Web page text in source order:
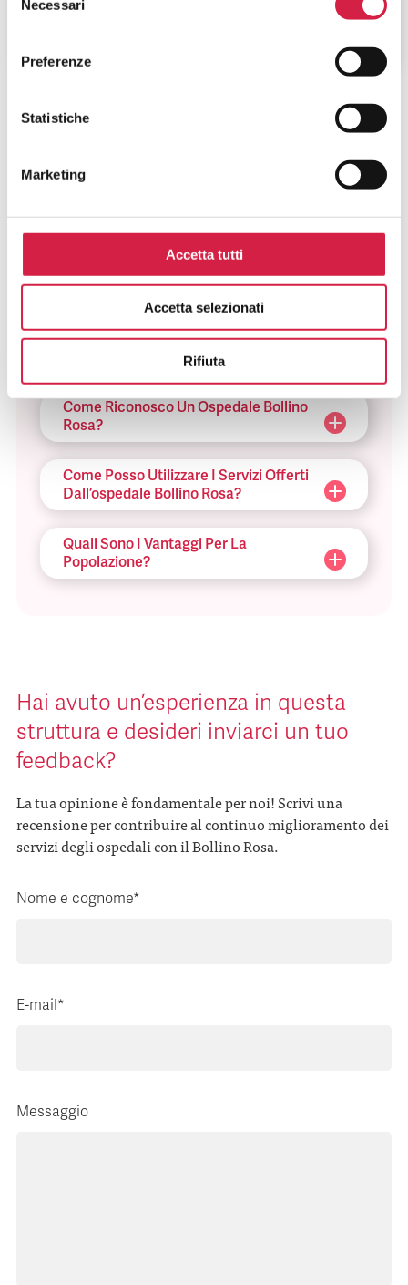
delNecessari
Preferenze
Statistiche
Marketing
Accetta tutti
Accetta selezionati
Rifiuta
FAQ SUGLI OSPEDALI BOLLINO
ROSA
Cosa Sono Gli Ospedali Bollino Rosa?
Come Viene Assegnato Il Bollino
Come Riconosco Un Ospedale Bollino
Rosa?
Come Posso Utilizzare I Servizi Offerti
Dall’ospedale Bollino Rosa?
Quali Sono I Vantaggi Per La
Popolazione?
Hai avuto un’esperienza in questa
struttura e desideri inviarci un tuo
feedback?
La tua opinione è fondamentale per noi! Scrivi una
recensione per contribuire al continuo miglioramento dei
servizi degli ospedali con il Bollino Rosa.
Nome e cognome*
E-mail*
Messaggio